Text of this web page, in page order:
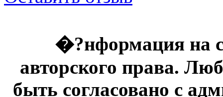
�?нформация на
авторского права.
быть согласовано с